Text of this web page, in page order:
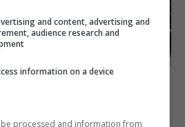
каналу, вона їм
and content, advertising and
audience research and
information on a device
processed and information from